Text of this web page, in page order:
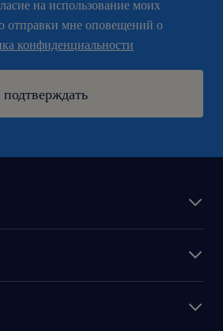
на использование моих
отправки мне оповещений о
конфиденциальности
подтверждать